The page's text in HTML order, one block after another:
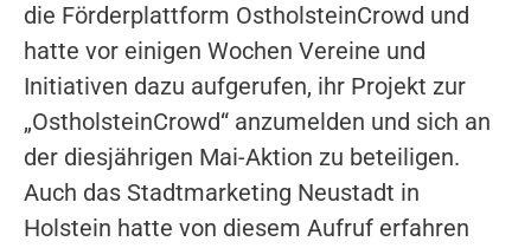
die Förderplattform OstholsteinCrowd und
hatte vor einigen Wochen Vereine und
Initiativen dazu aufgerufen, ihr Projekt zur
„OstholsteinCrowd“ anzumelden und sich an
der diesjährigen Mai-Aktion zu beteiligen.
Auch das Stadtmarketing Neustadt in
Holstein hatte von diesem Aufruf erfahren